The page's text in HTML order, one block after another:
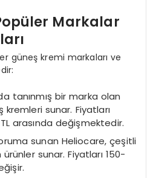
Markalar
güneş kremi markaları ve
tanınmış bir marka olan
kremleri sunar. Fiyatları
arasında değişmektedir.
sunan Heliocare, çeşitli
sunar. Fiyatları 150-